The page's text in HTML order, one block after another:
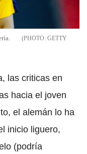
GETTY
las criticas en
hacia el joven
el alemán lo ha
inicio liguero,
(podría